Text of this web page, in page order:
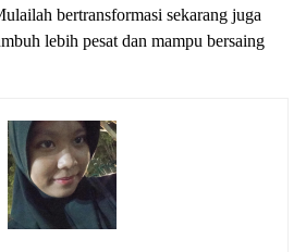
bertransformasi sekarang juga
lebih pesat dan mampu bersaing